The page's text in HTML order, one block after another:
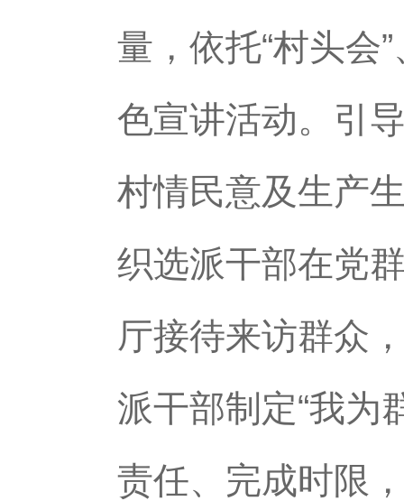
量，依托“村头会
色宣讲活动。引
村情民意及生产
织选派干部在党
厅接待来访群众
派干部制定“我为
责任、完成时限